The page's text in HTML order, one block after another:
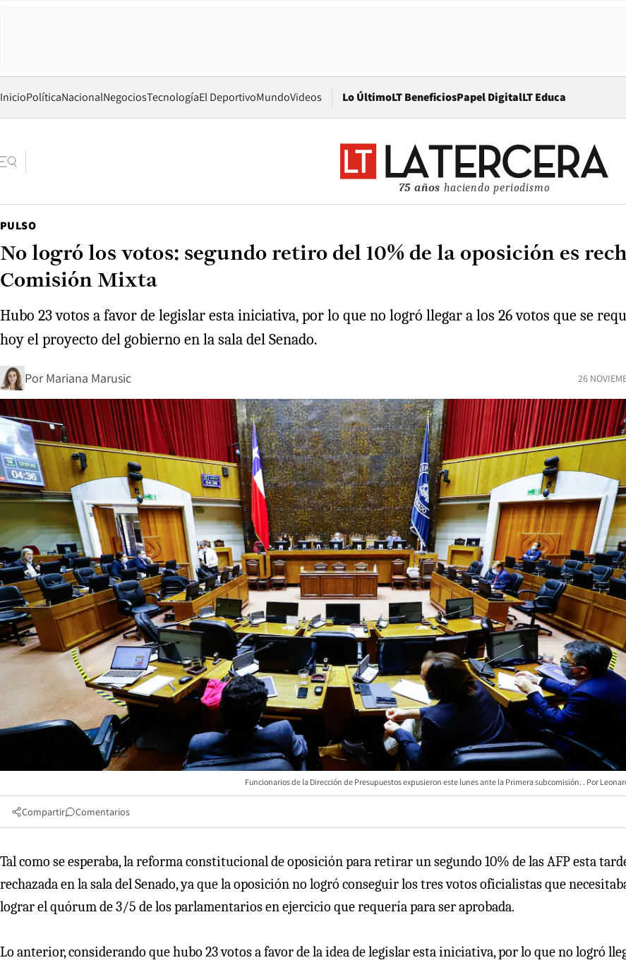
InicioPolíticaNacionalNegociosTecnologíaEl DeportivoMundoVideos Lo ÚltimoLT BeneficiosPapel DigitalOpens in new window
LT Educa
75 años haciendo periodismo
PULSO
No logró los votos: segundo retiro del 10% de la oposición es
Comisión Mixta
Hubo 23 votos a favor de legislar esta iniciativa, por lo que no logró llegar a los 26 votos que se
hoy el proyecto del gobierno en la sala del Senado.
Por Mariana Marusic 26
Funcionarios de la Dirección de Presupuestos expusieron este lunes ante la Primera subcomisión.
Compartir Comentarios
Tal como se esperaba, la reforma constitucional de oposición para retirar un segundo 10% de las AFP esta
rechazada en la sala del Senado, ya que la oposición no logró conseguir los tres votos oficialistas que
lograr el quórum de 3/5 de los parlamentarios en ejercicio que requería para ser aprobada.
Lo anterior, considerando que hubo 23 votos a favor de la idea de legislar esta iniciativa, por lo que no logró